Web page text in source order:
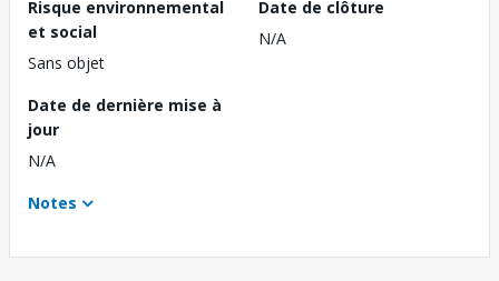
Risque environnemental
et social
Sans objet
Date de clôture
N/A
Date de dernière mise à
jour
N/A
Notes